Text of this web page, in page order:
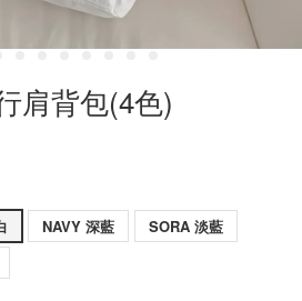
肩背包(4色)
NAVY 深藍
SORA 淡藍